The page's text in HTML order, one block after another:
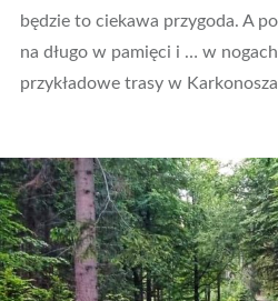
będzie to ciekawa przygoda. A
na długo w pamięci i … w
przykładowe trasy w